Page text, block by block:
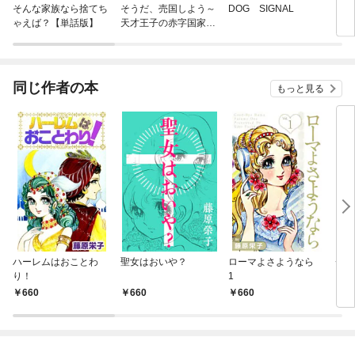
そんな家族なら捨てち
ゃえば？【単話版】
そうだ、売国しよう～
天才王子の赤字国家再
DOG SIGNAL
同じ作者の本 もっと見る
ハーレムはおことわ
り！
660
聖女はおいや？
660
ローマよさようなら
1
660
チ